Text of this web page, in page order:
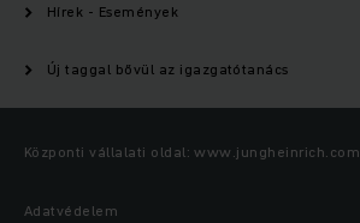
Hírek - Események
Új taggal bővül az igazgatótanács
Központi vállalati oldal: www.jungheinrich.com
Adatvédelem